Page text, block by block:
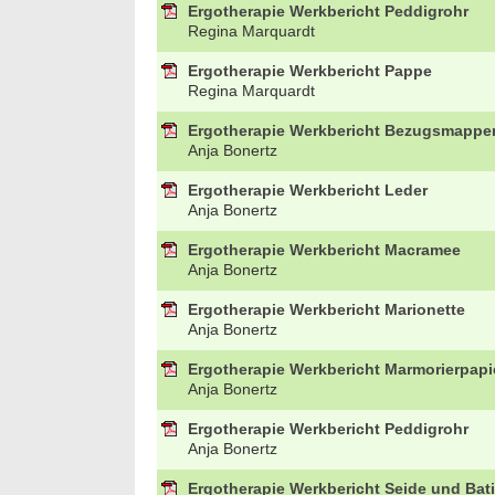
Ergotherapie Werkbericht Peddigrohr
Regina Marquardt
Ergotherapie Werkbericht Pappe
Regina Marquardt
Ergotherapie Werkbericht
Anja Bonertz
Ergotherapie Werkbericht Leder
Anja Bonertz
Ergotherapie Werkbericht Macramee
Anja Bonertz
Ergotherapie Werkbericht Marionette
Anja Bonertz
Ergotherapie Werkbericht
Anja Bonertz
Ergotherapie Werkbericht Peddigrohr
Anja Bonertz
Ergotherapie Werkbericht Seide und